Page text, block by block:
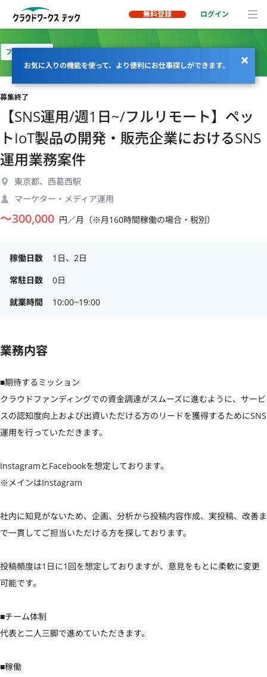
無料登録 ログイン
お気に入りの機能を使って、より便利にお仕事探しができます。
フルリモート
募集終了
【SNS運用/週1日~/フルリモート】ペッ
トIoT製品の開発・販売企業におけるSNS
運用業務案件
東京都、西葛西駅
マーケター・メディア運用
〜300,000 円／月（※月160時間稼働の場合・税別）
稼働日数
1日、2日
常駐日数
0日
就業時間
10:00~19:00
業務内容
■期待するミッション
クラウドファンディングでの資金調達がスムーズに進むように、サービ
スの認知度向上および出資いただける方のリードを獲得するためにSNS
運用を行っていただきます。
InstagramとFacebookを想定しております。
※メインはInstagram
社内に知見がないため、企画、分析から投稿内容作成、実投稿、改善ま
で一貫してご担当いただける方を探しております。
投稿頻度は1日に1回を想定しておりますが、意見をもとに柔軟に変更
可能です。
■チーム体制
代表と二人三脚で進めていただきます。
■稼働